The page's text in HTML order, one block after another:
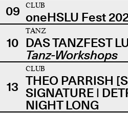
09
CLUB
oneHSLU Fest
10
TANZ
DAS TANZFEST
Tanz-Workshops
13
CLUB
THEO PARRISH
SIGNATURE |
NIGHT LONG